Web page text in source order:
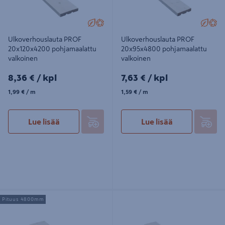
Ulkoverhouslauta PROF
20x120x4200 pohjamaalattu
valkoinen
8,36€/kpl
8,36 € / kpl
1,99€/m
1,99 € / m
Lue lisää
Ulkoverhouslauta PROF
20x95x4800 pohjamaalattu
valkoinen
7,63€/kpl
7,63 € / kpl
1,59€/m
1,59 € / m
Lue lisää
Ulkoverhouslauta PROF
20x120x4800 pohjamaalattu
Pituus 4800mm